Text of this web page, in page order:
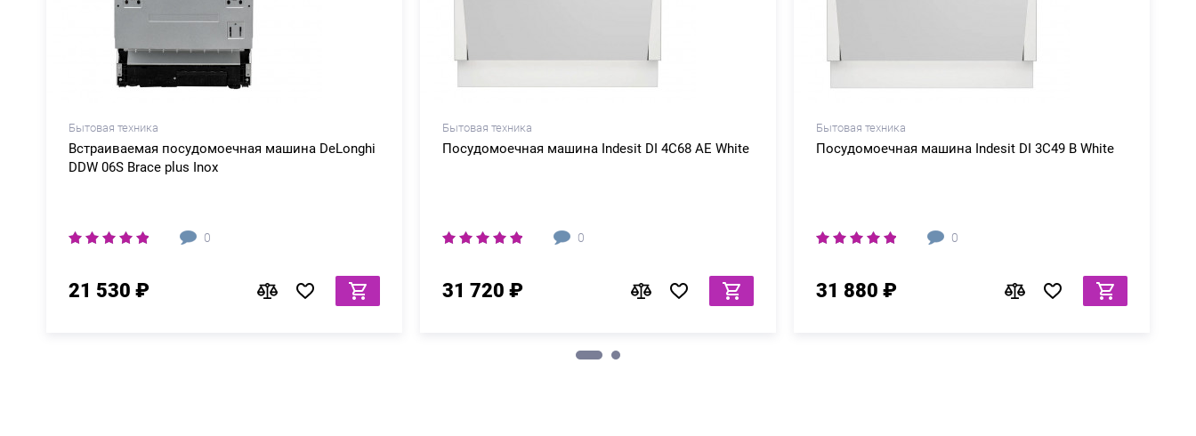
Бытовая техника
Встраиваемая посудомоечная машина DeLonghi
DDW 06S Brace plus Inox
0
21 530 ₽
Бытовая техника
Посудомоечная машина Indesit DI 4C68 AE White
0
31 720 ₽
Бытовая техника
Посудомоечная машина Indesit DI 3C49 B White
0
31 880 ₽